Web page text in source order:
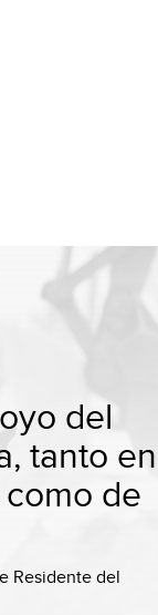
del
tanto en
de
Residente del